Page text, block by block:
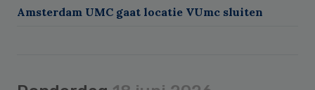
Amsterdam UMC gaat locatie VUmc sluiten